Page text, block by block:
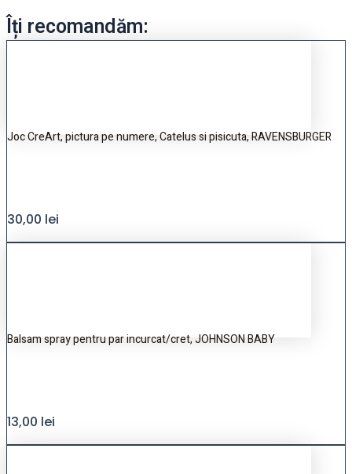
Îți recomandăm:
Joc CreArt, pictura pe numere, Catelus si pisicuta, RAVENSBURGER
30,00 lei
Balsam spray pentru par incurcat/cret, JOHNSON BABY
13,00 lei